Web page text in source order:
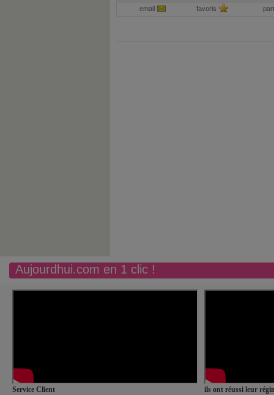
email favoris
Aujourdhui.com en 1 clic !
Service Client
ils ont réussi leur